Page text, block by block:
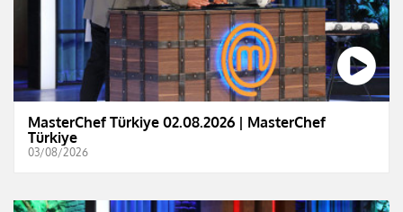
MasterChef Türkiye 02.08.2026 | MasterChef
Türkiye
03/08/2026